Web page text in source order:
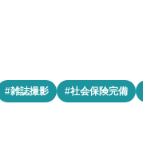
#雑誌撮影 #社会保険完備